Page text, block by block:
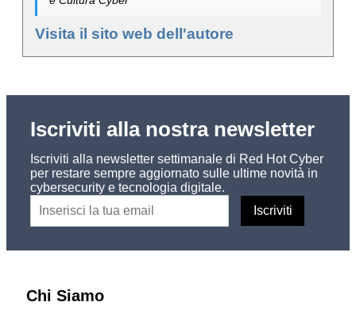
Visita il sito web dell'autore
Iscriviti alla nostra newsletter
Iscriviti alla newsletter settimanale di Red Hot Cyber
per restare sempre aggiornato sulle ultime novità in
cybersecurity e tecnologia digitale.
Chi Siamo